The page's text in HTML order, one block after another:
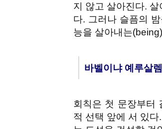
지 않고 살아진다.
다. 그러나 슬픔의
능을 살아내는
바벨이냐 예루살
회칙은 첫 문장부터
적 선택 앞에 서 있